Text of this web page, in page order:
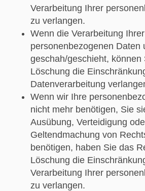
Verarbeitung Ihrer
zu verlangen.
Wenn die Verarbeitung Ihrer
personenbezogenen Daten
geschah/geschieht, können
Löschung die
Datenverarbeitung
Wenn wir Ihre
nicht mehr benötigen, Sie
Ausübung, Verteidigung
Geltendmachung von
benötigen, haben Sie das
Löschung die
Verarbeitung Ihrer
zu verlangen.